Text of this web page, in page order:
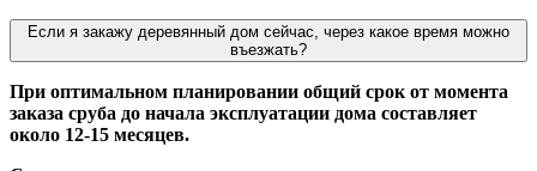
Если я закажу деревянный дом сейчас, через какое время можно
въезжать?
При оптимальном планировании общий срок от момента
заказа сруба до начала эксплуатации дома составляет
около 12-15 месяцев.